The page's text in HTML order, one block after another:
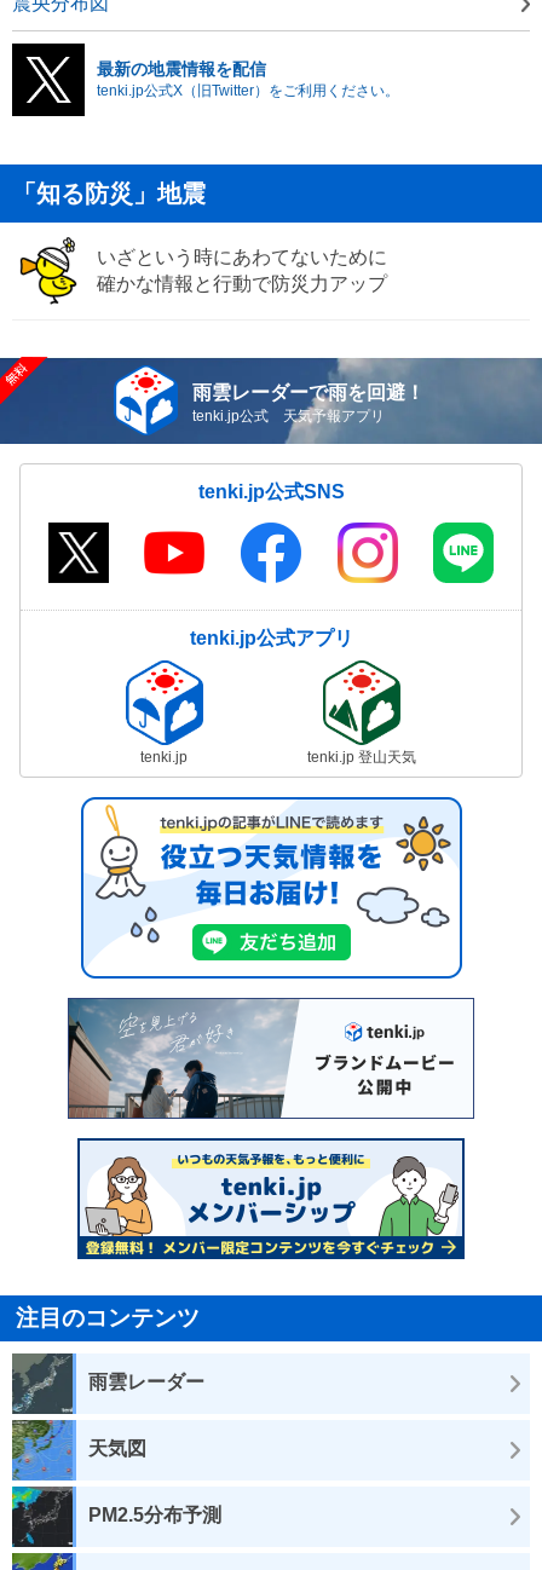
最新の地震情報を配信
tenki.jp公式X（旧Twitter）をご利用ください。
「知る防災」地震
いざという時にあわてないために
確かな情報と行動で防災力アップ
雨雲レーダーで雨を回避！
tenki.jp公式 天気予報アプリ
tenki.jp公式SNS
tenki.jp公式アプリ
tenki.jp tenki.jp 登山天気
注目のコンテンツ
雨雲レーダー
天気図
PM2.5分布予測